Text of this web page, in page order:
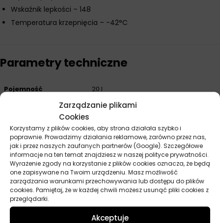
Zarządzanie plikami
Cookies
Korzystamy z plików cookies, aby strona działała szybko i
poprawnie. Prowadzimy działania reklamowe, zarówno przez nas,
jak i przez naszych zaufanych partnerów (Google). Szczegółowe
informacje na ten temat znajdziesz w naszej polityce prywatności.
Wyrażenie zgody na korzystanie z plików cookies oznacza, że będą
one zapisywane na Twoim urządzeniu. Masz możliwość
zarządzania warunkami przechowywania lub dostępu do plików
cookies. Pamiętaj, że w każdej chwili możesz usunąć pliki cookies z
przeglądarki.
Akceptuje
Wskaźnik lepkości – 148
Temperatura krzepnięcia – -42°C
Parametry techniczne
Pojemność 20 l
Castrol
Przeznaczenie Przemysł spożywczy
Opinie
Na razie nie ma opinii o produkcie.
Dodaj opinię